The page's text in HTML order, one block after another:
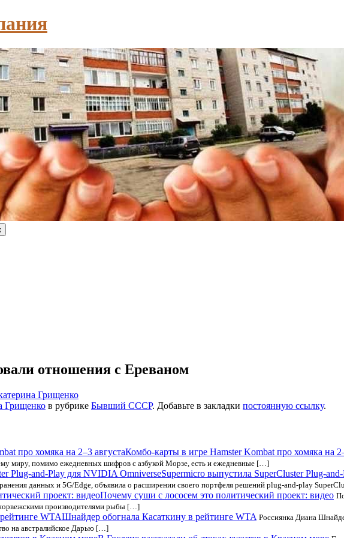
отношения с Ереваном
Грищенко
Грищенко в рубрике Бывший СССР. Добавьте в закладки постоянную ссылку.
Комбо-карты в игре Hamster Kombat про хомяка на
миру, помимо ежедневных шифров с азбукой Морзе, есть и ежедневные […]
Supermicro выпустила SuperCluster Plug-
данных и 5G/Edge, объявила о расширении своего портфеля решений plug-and-play
Почему суши с лососем это политический проект: видео
производителями рыбы […]
Шнайдер обогнала Касаткину в рейтинге WTA Россиянка Диана
на австралийское Дарью […]